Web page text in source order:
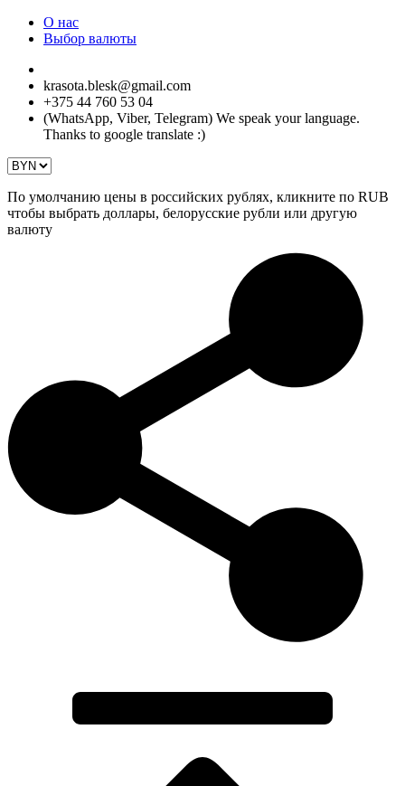
О нас
Выбор валюты
krasota.blesk@gmail.com
+375 44 760 53 04
(WhatsApp, Viber, Telegram) We speak your language.
Thanks to google translate :)
По умолчанию цены в российских рублях, кликните по RUB
чтобы выбрать доллары, белорусские рубли или другую
валюту